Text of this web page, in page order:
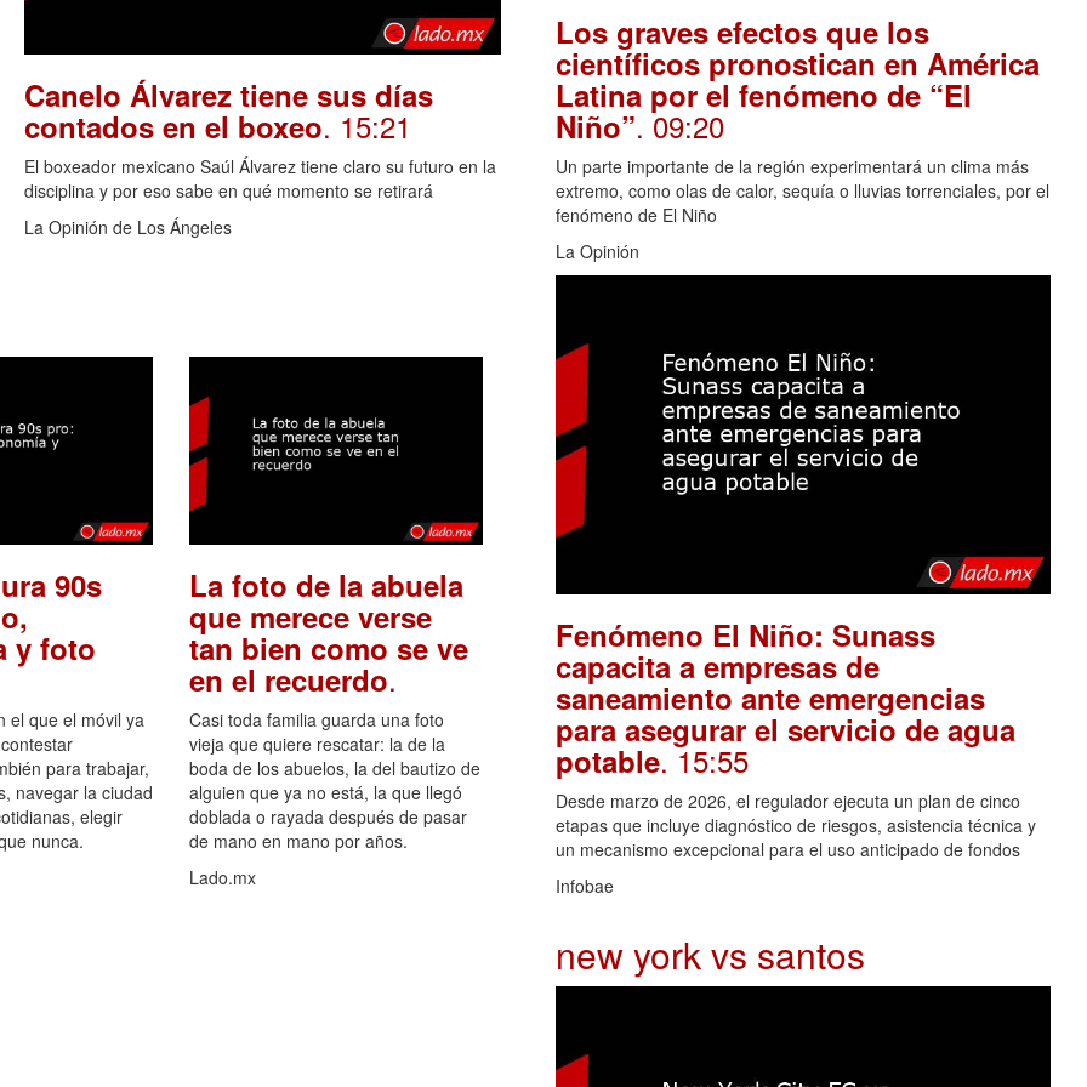
Canelo Álvarez tiene sus días
contados en el boxeo. 15:21
El boxeador mexicano Saúl Álvarez tiene claro su futuro en la
disciplina y por eso sabe en qué momento se retirará
La Opinión de Los Ángeles
90s
y foto
el que el móvil ya
para trabajar,
navegar la ciudad
elegir
nunca.
La foto de la abuela
que merece verse
tan bien como se ve
en el recuerdo.
Casi toda familia guarda una foto
vieja que quiere rescatar: la de la
boda de los abuelos, la del bautizo de
alguien que ya no está, la que llegó
doblada o rayada después de pasar
de mano en mano por años.
Lado.mx
Los graves efectos que los
científicos pronostican en América
Latina por el fenómeno de “El
Niño”. 09:20
Un parte importante de la región experimentará un clima más
extremo, como olas de calor, sequía o lluvias torrenciales, por el
fenómeno de El Niño
La Opinión
Fenómeno El Niño: Sunass
capacita a empresas de
saneamiento ante emergencias
para asegurar el servicio de agua
potable. 15:55
Desde marzo de 2026, el regulador ejecuta un plan de cinco
etapas que incluye diagnóstico de riesgos, asistencia técnica y
un mecanismo excepcional para el uso anticipado de fondos
Infobae
new york vs santos